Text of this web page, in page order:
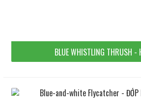
BLUE WHISTLING THRUSH -